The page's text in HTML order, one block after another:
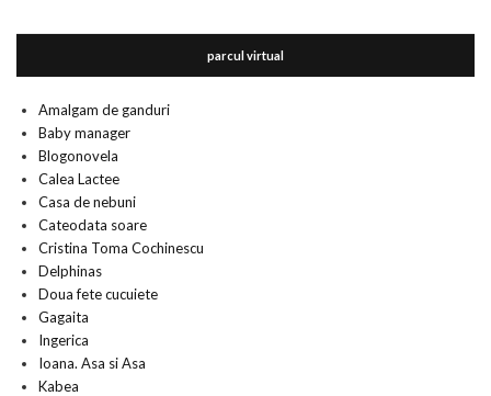
parcul virtual
Amalgam de ganduri
Baby manager
Blogonovela
Calea Lactee
Casa de nebuni
Cateodata soare
Cristina Toma Cochinescu
Delphinas
Doua fete cucuiete
Gagaita
Ingerica
Ioana. Asa si Asa
Kabea